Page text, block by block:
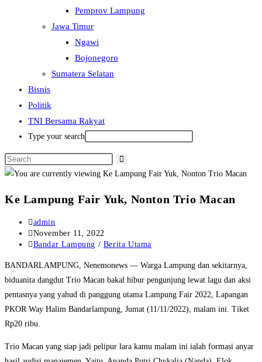
Pemprov Lampung
Jawa Timur
Ngawi
Bojonegoro
Sumatera Selatan
Bisnis
Politik
TNI Bersama Rakyat
Type your search
Ke Lampung Fair Yuk, Nonton Trio Macan
Post
author:
admin
Post
published:
November 11, 2022
Post
Bandar Lampung / Berita Utama
BANDARLAMPUNG, Nenemonews — Warga Lampung dan sekitarnya,
biduanita dangdut Trio Macan bakal hibur pengunjung lewat lagu dan aksi
pentasnya yang yahud di panggung utama Lampung Fair 2022, Lapangan
PKOR Way Halim Bandarlampung, Jumat (11/11/2022), malam ini. Tiket
Rp20 ribu.
Trio Macan yang siap jadi pelipur lara kamu malam ini ialah formasi anyar